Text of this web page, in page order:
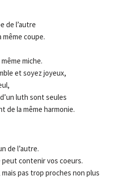
de l’autre
même coupe.
miche.
et soyez joyeux,
luth sont seules
de la même harmonie.
de l’autre.
peut contenir vos coeurs.
pas trop proches non plus